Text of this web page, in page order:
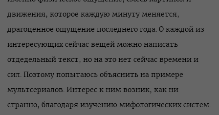
движения, которое каждую минуту меняется,
драгоценное ощущение последнего года. О каждой из
интересующих сейчас вещей можно написать
отдедельный текст, но на это нет сейчас времени и
сил. Поэтому попытаюсь объяснить на примере
мультсериалов. Интерес к ним возник, как ни
странно, благодаря изучению мифологических систем.